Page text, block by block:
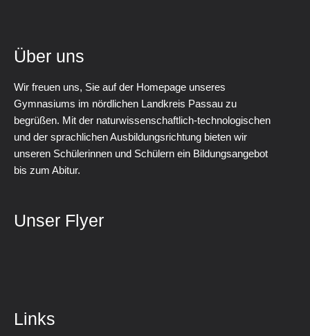
Über uns
Wir freuen uns, Sie auf der Homepage unseres
Gymnasiums im nördlichen Landkreis Passau zu
begrüßen. Mit der naturwissenschaftlich-technologischen
und der sprachlichen Ausbildungsrichtung bieten wir
unseren Schülerinnen und Schülern ein Bildungsangebot
bis zum Abitur.
Unser Flyer
Links